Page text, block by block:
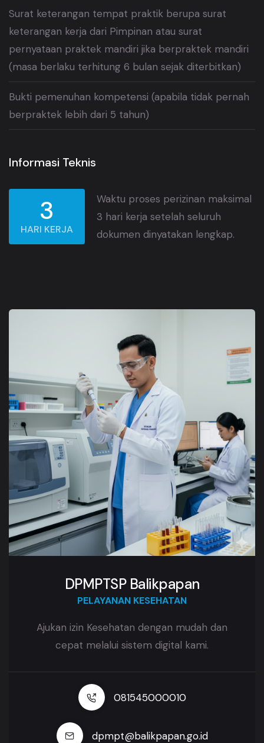
Surat keterangan tempat praktik berupa surat
keterangan kerja dari Pimpinan atau surat
pernyataan praktek mandiri jika berpraktek mandiri
(masa berlaku terhitung 6 bulan sejak diterbitkan)
Bukti pemenuhan kompetensi (apabila tidak pernah
berpraktek lebih dari 5 tahun)
Informasi Teknis
3
HARI KERJA
Waktu proses perizinan maksimal
3 hari kerja setelah seluruh
dokumen dinyatakan lengkap.
DPMPTSP Balikpapan
PELAYANAN KESEHATAN
Ajukan izin Kesehatan dengan mudah dan
cepat melalui sistem digital kami.
081545000010
dpmpt@balikpapan.go.id